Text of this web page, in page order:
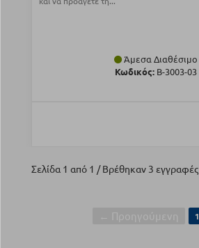
Άμεσα Διαθέσιμο
Κωδικός: Β-3003-03
Σελίδα 1 από 1 / Βρέθηκαν 3 εγγραφές
1